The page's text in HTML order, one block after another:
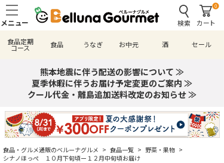
検索
0
カート
食品定期
コース 食品 うなぎ お中元 酒 セール
熊本地震に伴う配送の影響について ≫
夏季休暇に伴うお届け予定変更のご案内 ≫
クール代金・離島追加送料改定のお知らせ ≫
食品・グルメ通販のベルーナグルメ > 食品一覧 > 野菜・果物 >
シナノほっぺ １０月下旬頃ー１２月中旬頃お届け